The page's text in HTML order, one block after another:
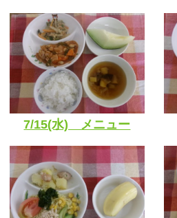
7/15(水) メニュー